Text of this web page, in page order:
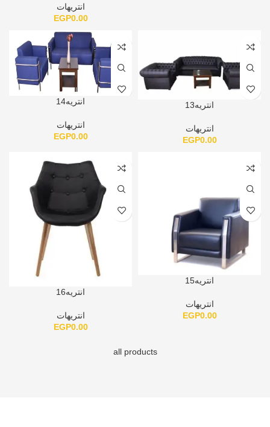
انتريهات
EGP0.00
انتريه13
انتريهات
EGP0.00
انتريه14
انتريهات
EGP0.00
انتريه15
انتريهات
EGP0.00
انتريه16
انتريهات
EGP0.00
all products